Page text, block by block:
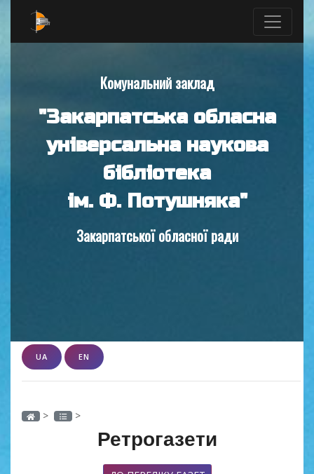
Комунальний заклад
"Закарпатська обласна
універсальна наукова
бібліотека
ім. Ф. Потушняка"
Закарпатської обласної ради
UA EN
> >
Ретрогазети